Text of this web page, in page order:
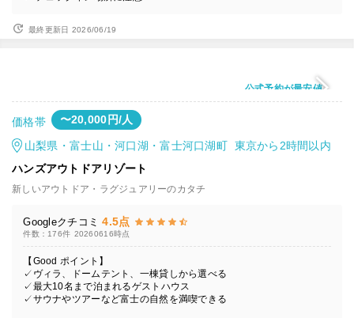
最終更新日 2026/06/19
公式予約が最安値
価格帯 〜20,000円/人
山梨県・富士山・河口湖・富士河口湖町 東京から2時間以内
ハンズアウトドアリゾート
新しいアウトドア・ラグジュアリーのカタチ
Googleクチコミ 4.5点
件数：176件 20260616時点
【Good ポイント】
✓ヴィラ、ドームテント、一棟貸しから選べる
✓最大10名まで泊まれるゲストハウス
✓サウナやツアーなど富士の自然を満喫できる